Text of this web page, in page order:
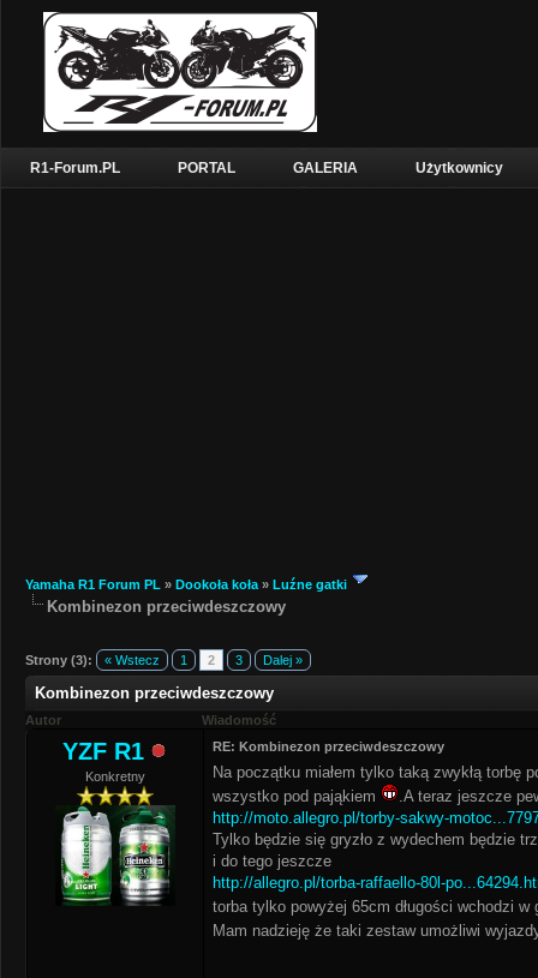
R1-Forum.PL PORTAL GALERIA Użytkownicy
Yamaha R1 Forum PL » Dookoła koła » Luźne gatki
Kombinezon przeciwdeszczowy
Strony (3): « Wstecz 1 2 3 Dalej »
Kombinezon przeciwdeszczowy
Autor Wiadomość
YZF R1
Konkretny
RE: Kombinezon przeciwdeszczowy
Na początku miałem tylko taką zwykłą torbę
wszystko pod pająkiem
.A teraz jeszcze
http://moto.allegro.pl/torby-sakwy-
Tylko będzie się gryzło z wydechem będzie
i do tego jeszcze
http://allegro.pl/torba-raffaello-80l-
torba tylko powyżej 65cm długości wchodzi
Mam nadzieję że taki zestaw umożliwi